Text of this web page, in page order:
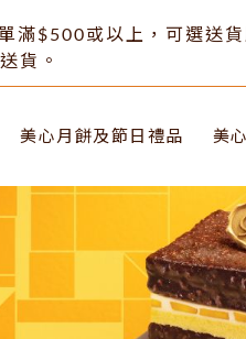
滿$500或以上，可選送
貨。
美心月餅及節日禮品 美